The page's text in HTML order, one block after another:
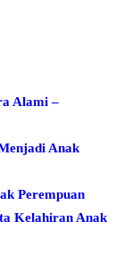
Alami –
Anak
Perempuan
Kelahiran Anak